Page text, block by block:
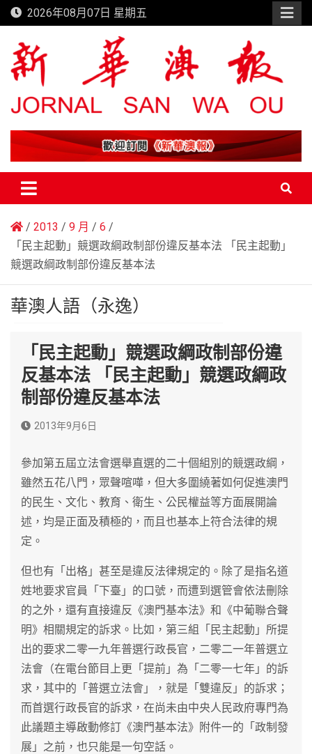
Skip
to
content
2026年08月07日 星期五
新華澳報
2013 9 月
6
「民主起動」競選政綱政制部份違反基本法 「民主起動」
競選政綱政制部份違反基本法
華澳人語（永逸）
「民主起動」競選政綱政制部份違
反基本法 「民主起動」競選政綱政
制部份違反基本法
2013年9月6日
參加第五屆立法會選舉直選的二十個組別的競選政綱，
雖然五花八門，眾聲喧嘩，但大多圍繞著如何促進澳門
的民生、文化、教育、衛生、公民權益等方面展開論
述，均是正面及積極的，而且也基本上符合法律的規
定。
但也有「出格」甚至是違反法律規定的。除了是指名道
姓地要求官員「下臺」的口號，而遭到選管會依法刪除
的之外，還有直接違反《澳門基本法》和《中葡聯合聲
明》相關規定的訴求。比如，第三組「民主起動」所提
出的要求二零一九年普選行政長官，二零二一年普選立
法會（在電台節目上更「提前」為「二零一七年」的訴
求，其中的「普選立法會」，就是「雙違反」的訴求；
而首選行政長官的訴求，在尚未由中央人民政府專門為
此議題主導啟動修訂《澳門基本法》附件一的「政制發
展」之前，也只能是一句空話。